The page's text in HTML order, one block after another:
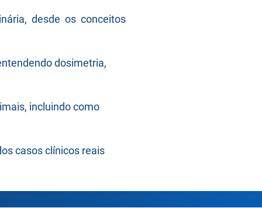
desde os conceitos
dosimetria,
incluindo como
casos clínicos reais